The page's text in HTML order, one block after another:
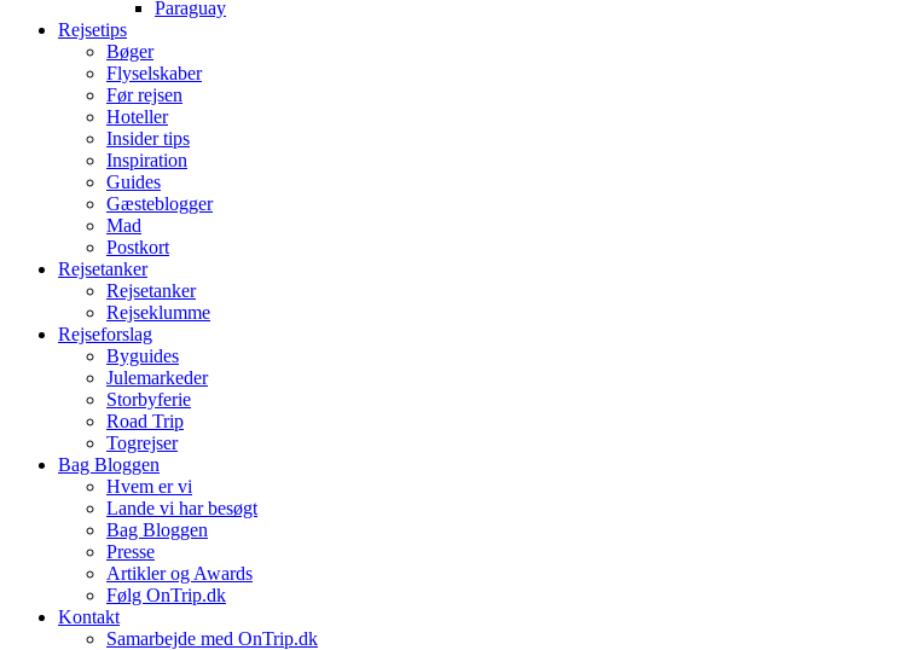
Paraguay
Rejsetips
Bøger
Flyselskaber
Før rejsen
Hoteller
Insider tips
Inspiration
Guides
Gæsteblogger
Mad
Postkort
Rejsetanker
Rejsetanker
Rejseklumme
Rejseforslag
Byguides
Julemarkeder
Storbyferie
Road Trip
Togrejser
Bag Bloggen
Hvem er vi
Lande vi har besøgt
Bag Bloggen
Presse
Artikler og Awards
Følg OnTrip.dk
Kontakt
Samarbejde med OnTrip.dk